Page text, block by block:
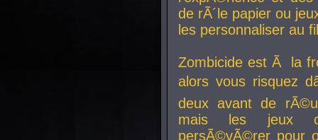
de rÃ´le papier ou
les personnaliser au
Zombicide est Ã la
alors vous risquez
deux avant de
mais les jeux
persÃ©vÃ©rer pour